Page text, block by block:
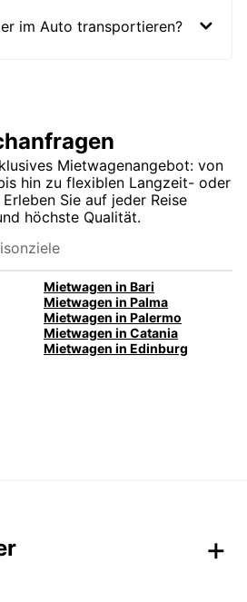
im Auto transportieren?
Mietwagenangebot: von
hin zu flexiblen Langzeit- oder
Sie auf jeder Reise
höchste Qualität.
Mietwagen in Bari
Mietwagen in Palma
Mietwagen in Palermo
Mietwagen in Catania
Mietwagen in Edinburg